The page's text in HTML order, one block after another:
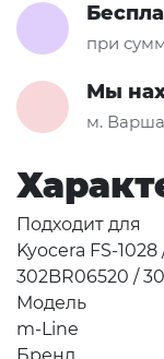
при
Мы
м.
Подходит для
Kyocera FS-
302BR06520 /
Модель
m-Line